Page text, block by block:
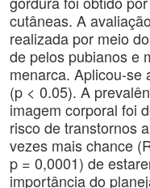
cutâneas. A
realizada por meio
de pelos pubianos e
menarca. Aplicou-se
(p < 0.05). A
imagem corporal foi
risco de transtornos
vezes mais chance
p = 0,0001) de
importância do